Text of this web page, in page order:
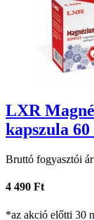
LXR
kapszula 60
Bruttó fogyasztói
4 490 Ft
*az akció előtti 30